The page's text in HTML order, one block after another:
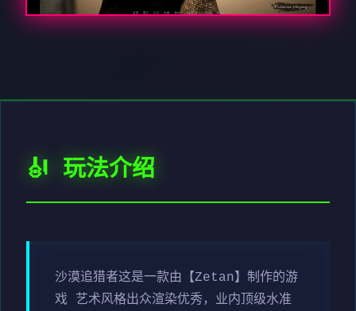
🎻 玩法介绍
沙漠追猎者这是一款由【Zetan】制作的游
戏 艺术风格出众渲染优秀，业内顶级水准